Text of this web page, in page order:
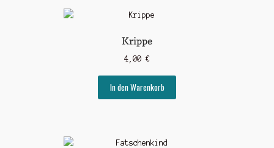
Krippe
4,00 €
In den Warenkorb